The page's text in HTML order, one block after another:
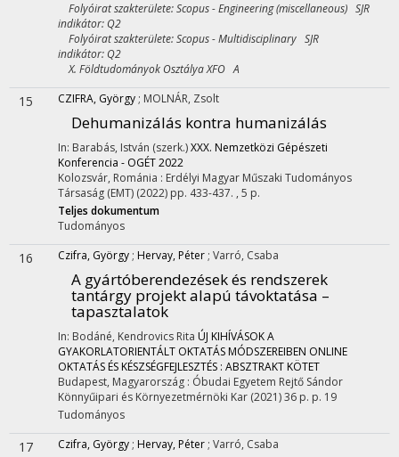
Folyóirat szakterülete: Scopus - Engineering (miscellaneous) SJR
indikátor: Q2
Folyóirat szakterülete: Scopus - Multidisciplinary SJR
indikátor: Q2
X. Földtudományok Osztálya XFO A
15 CZIFRA, György ; MOLNÁR, Zsolt
Dehumanizálás kontra humanizálás
In: Barabás, István (szerk.)XXX. Nemzetközi Gépészeti
Konferencia - OGÉT 2022
Kolozsvár, Románia : Erdélyi Magyar Műszaki Tudományos
Társaság (EMT) (2022) pp. 433-437. , 5 p.
Teljes dokumentum
Tudományos
16 Czifra, György ; Hervay, Péter ; Varró, Csaba
A gyártóberendezések és rendszerek
tantárgy projekt alapú távoktatása –
tapasztalatok
In: Bodáné, Kendrovics Rita ÚJ KIHÍVÁSOK A
GYAKORLATORIENTÁLT OKTATÁS MÓDSZEREIBEN ONLINE
OKTATÁS ÉS KÉSZSÉGFEJLESZTÉS : ABSZTRAKT KÖTET
Budapest, Magyarország : Óbudai Egyetem Rejtő Sándor
Könnyűipari és Környezetmérnöki Kar (2021)36 p. p. 19
Tudományos
17 Czifra, György ; Hervay, Péter ; Varró, Csaba